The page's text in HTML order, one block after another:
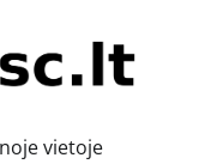
vietoje